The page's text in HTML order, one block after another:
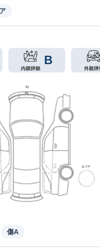
B
傷A